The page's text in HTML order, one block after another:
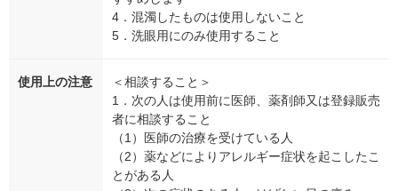
4．混濁したものは使用しないこと
5．洗眼用にのみ使用すること
使用上の注意
＜相談すること＞
1．次の人は使用前に医師、薬剤師又は登録販売
者に相談すること
（1）医師の治療を受けている人
（2）薬などによりアレルギー症状を起こしたこ
とがある人